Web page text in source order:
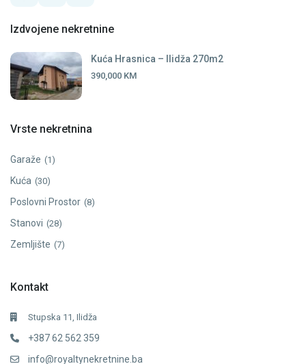
Izdvojene nekretnine
Kuća Hrasnica – Ilidža 270m2
390,000 KM
Vrste nekretnina
Garaže (1)
Kuća (30)
Poslovni Prostor (8)
Stanovi (28)
Zemljište (7)
Kontakt
Stupska 11, Ilidža
+387 62 562 359
info@royaltynekretnine.ba